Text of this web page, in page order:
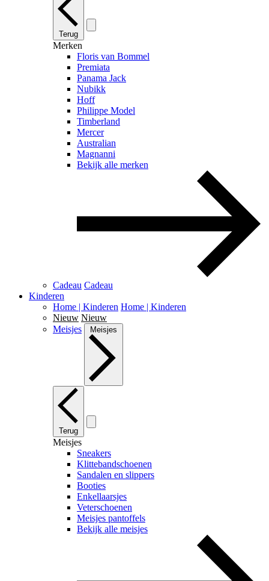
Terug
Merken
Floris van Bommel
Premiata
Panama Jack
Nubikk
Hoff
Philippe Model
Timberland
Mercer
Australian
Magnanni
Bekijk alle merken
Cadeau Cadeau
Kinderen
Home | Kinderen Home | Kinderen
Nieuw Nieuw
Meisjes
Meisjes
Terug
Meisjes
Sneakers
Klittebandschoenen
Sandalen en slippers
Booties
Enkellaarsjes
Veterschoenen
Meisjes pantoffels
Bekijk alle meisjes